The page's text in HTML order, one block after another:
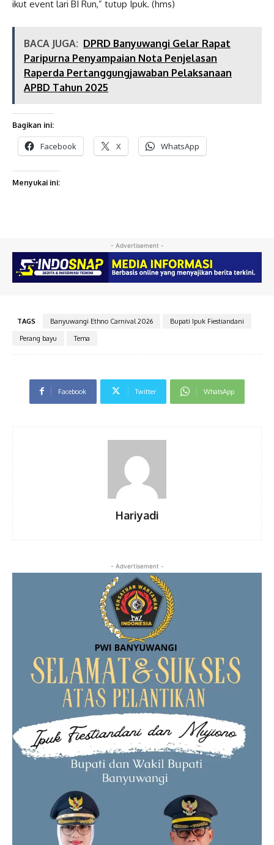
ikut event lari BI Run,” tutup Ipuk. (hms)
BACA JUGA: DPRD Banyuwangi Gelar Rapat
Paripurna Penyampaian Nota Penjelasan
Raperda Pertanggungjawaban Pelaksanaan
APBD Tahun 2025
Bagikan ini:
Facebook X WhatsApp
Menyukai ini:
- Advertisement -
TAGS Banyuwangi Ethno Carnival 2026
Bupati Ipuk Fiestiandani
Perang bayu
Tema
Facebook Twitter WhatsApp
Hariyadi
- Advertisement -